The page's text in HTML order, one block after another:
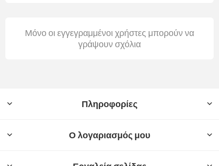
Μόνο οι εγγεγραμμένοι χρήστες μπορούν να
γράψουν σχόλια
Πληροφορίες
Ο λογαριασμός μου